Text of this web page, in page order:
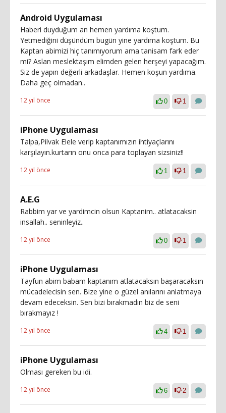
Android Uygulaması
Haberi duyduğum an hemen yardıma koştum.
Yetmediğini düşündüm bugün yine yardıma koştum. Bu
Kaptan abimizi hiç tanımıyorum ama tanisam fark eder
mi? Aslan meslektaşım elimden gelen herşeyi yapacağım.
Siz de yapın değerli arkadaşlar. Hemen koşun yardıma.
Daha geç olmadan..
12 yıl önce 0 1
iPhone Uygulaması
Talpa,Pilvak Elele verip kaptanımızın ihtiyaçlarını
karşılayın.kurtarın onu onca para toplayan sizsiniz!!
12 yıl önce 1 1
A.E.G
Rabbim yar ve yardimcin olsun Kaptanim.. atlatacaksin
insallah.. seninleyiz..
12 yıl önce 0 1
iPhone Uygulaması
Tayfun abim babam kaptanım atlatacaksın başaracaksın
mücadelecisin sen. Bize yine o güzel anılarını anlatmaya
devam edeceksin. Sen bizi bırakmadın biz de seni
bırakmayız !
12 yıl önce 4 1
iPhone Uygulaması
Olması gereken bu idi.
12 yıl önce 6 2